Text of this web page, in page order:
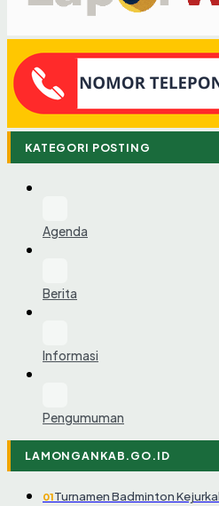
KATEGORI POSTING
Agenda
Berita
Informasi
Pengumuman
LAMONGANKAB.GO.ID
01Turnamen Badminton